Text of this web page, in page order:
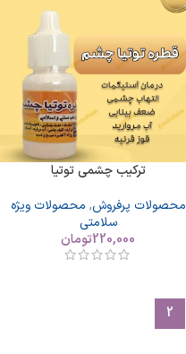
ترکیب چشمی توتیا
محصولات پرفروش, محصولات ویژه
سلامتی
220,000تومان
2